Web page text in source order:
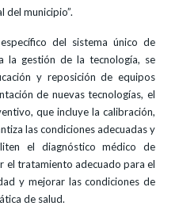
del municipio”.
del sistema único de
la gestión de la tecnología, se
y reposición de equipos
de nuevas tecnologías, el
que incluye la calibración,
las condiciones adecuadas y
el diagnóstico médico de
el tratamiento adecuado para el
y mejorar las condiciones de
de salud.